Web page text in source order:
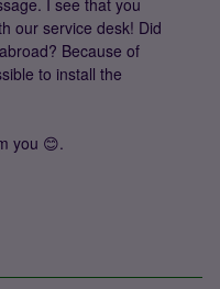
I see that you
our service desk! Did
Because of
to install the
you 😊.